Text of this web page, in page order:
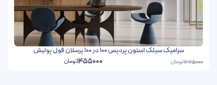
سرامیک سیلک استون پردیس 100 در 100 پرسلان فول پولیش
1675000تومان 1455000تومان